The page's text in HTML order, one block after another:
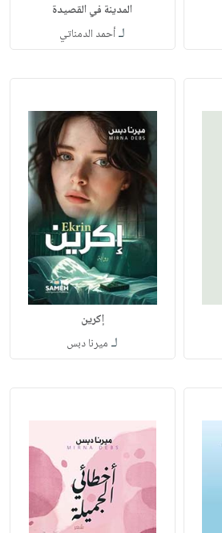
المدينة في القصيدة
لـأحمد الدمناتي
إكرين
لـ ميرنا دبس